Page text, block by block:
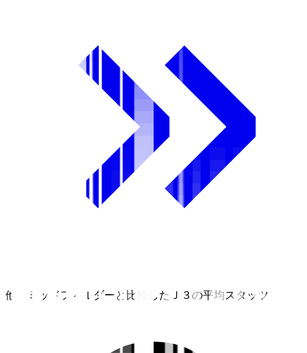
他のミッドフィルダーと比較したＪ３の平均スタッツ